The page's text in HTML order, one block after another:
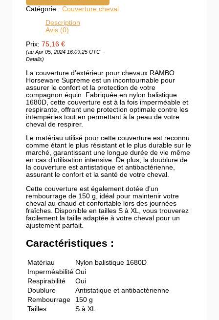
Catégorie : Couverture cheval
Description
Avis (0)
Prix: 75,16 €
(au Apr 05, 2024 16:09:25 UTC –
Details)
La couverture d’extérieur pour chevaux RAMBO
Horseware Supreme est un incontournable pour
assurer le confort et la protection de votre
compagnon équin. Fabriquée en nylon balistique
1680D, cette couverture est à la fois imperméable et
respirante, offrant une protection optimale contre les
intempéries tout en permettant à la peau de votre
cheval de respirer.
Le matériau utilisé pour cette couverture est reconnu
comme étant le plus résistant et le plus durable sur le
marché, garantissant une longue durée de vie même
en cas d’utilisation intensive. De plus, la doublure de
la couverture est antistatique et antibactérienne,
assurant le confort et la santé de votre cheval.
Cette couverture est également dotée d’un
rembourrage de 150 g, idéal pour maintenir votre
cheval au chaud et confortable lors des journées
fraîches. Disponible en tailles S à XL, vous trouverez
facilement la taille adaptée à votre cheval pour un
ajustement parfait.
Caractéristiques :
Matériau
Nylon balistique 1680D
Imperméabilité Oui
Respirabilité
Oui
Doublure
Antistatique et antibactérienne
Rembourrage
150 g
Tailles
S à XL